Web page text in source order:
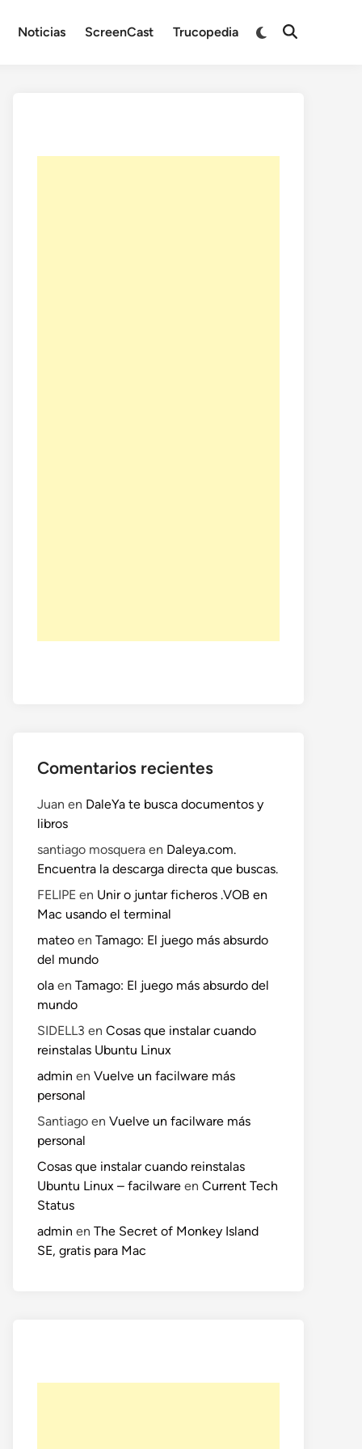
Noticias ScreenCast Trucopedia
Comentarios recientes
Juan en DaleYa te busca documentos y
libros
santiago mosquera en Daleya.com.
Encuentra la descarga directa que buscas.
FELIPE en Unir o juntar ficheros .VOB en
Mac usando el terminal
mateo en Tamago: El juego más absurdo
del mundo
ola en Tamago: El juego más absurdo del
mundo
SIDELL3 en Cosas que instalar cuando
reinstalas Ubuntu Linux
admin en Vuelve un facilware más
personal
Santiago en Vuelve un facilware más
personal
Cosas que instalar cuando reinstalas
Ubuntu Linux – facilware en Current Tech
Status
admin en The Secret of Monkey Island
SE, gratis para Mac